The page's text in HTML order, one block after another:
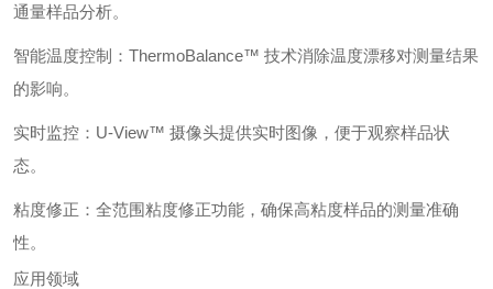
通量样品分析。
智能温度控制：ThermoBalance™ 技术消除温度漂移对测量结果
的影响。
实时监控：U-View™ 摄像头提供实时图像，便于观察样品状
态。
粘度修正：全范围粘度修正功能，确保高粘度样品的测量准确
性。
应用领域